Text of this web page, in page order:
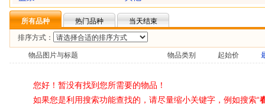
所有品种 热门品种
当天结束
排序方式：
物品图片与标题 物品类别 起始价
您好！暂没有找到您所需要的物品！
如果您是利用搜索功能查找的，请尽量缩小关键字，例如搜索“